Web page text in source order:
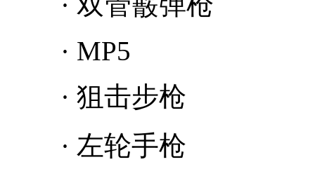
· MP5
· 狙击步枪
· 左轮手枪